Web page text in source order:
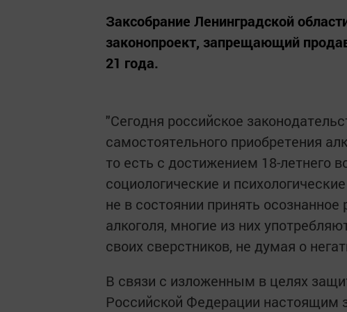
Заксобрание Ленинградской
законопроект, запрещающий
21 года.
"Сегодня российское
самостоятельного приобретения
то есть с достижением 18-летнего
социологические и
не в состоянии принять
алкоголя, многие из них
своих сверстников, не думая о
В связи с изложенным в целях
Российской Федерации настоящим